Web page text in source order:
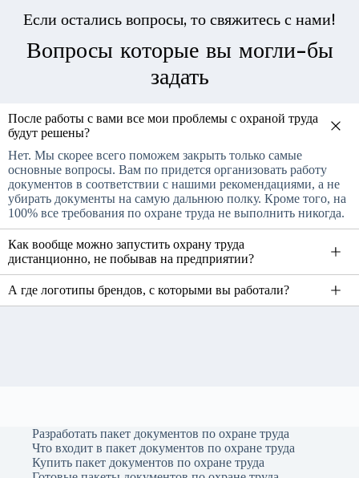
Если остались вопросы, то свяжитесь с нами!
Вопросы которые вы могли-бы
задать
После работы с вами все мои проблемы с охраной труда
будут решены?
Нет. Мы скорее всего поможем закрыть только самые
основные вопросы. Вам по придется организовать работу
документов в соответствии с нашими рекомендациями, а не
убирать документы на самую дальнюю полку. Кроме того, на
100% все требования по охране труда не выполнить никогда.
Как вообще можно запустить охрану труда
дистанционно, не побывав на предприятии?
А где логотипы брендов, с которыми вы работали?
Разработать пакет документов по охране труда
Что входит в пакет документов по охране труда
Купить пакет документов по охране труда